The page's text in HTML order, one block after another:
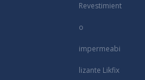
Revestimient
o
impermeabi
lizante Likfix